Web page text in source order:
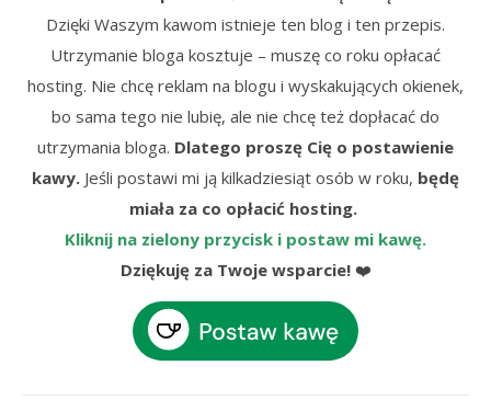
Dzięki Waszym kawom istnieje ten blog i ten przepis.
Utrzymanie bloga kosztuje – muszę co roku opłacać
hosting. Nie chcę reklam na blogu i wyskakujących okienek,
bo sama tego nie lubię, ale nie chcę też dopłacać do
utrzymania bloga. Dlatego proszę Cię o postawienie
kawy. Jeśli postawi mi ją kilkadziesiąt osób w roku, będę
miała za co opłacić hosting.
Kliknij na zielony przycisk i postaw mi kawę.
Dziękuję za Twoje wsparcie!❤️